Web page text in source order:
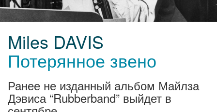
Miles DAVIS
Потерянное звено
Ранее не изданный альбом Майлза
Дэвиса “Rubberband” выйдет в